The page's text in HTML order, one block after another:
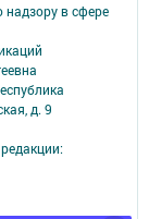
в сфере
д. 9